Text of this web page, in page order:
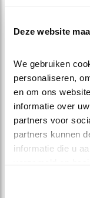
Deze website
We gebruiken
personaliseren,
en om ons
informatie over
partners voor
partners kunnen
informatie die u
Daar houden we
uit. Met een paar
gaan we het